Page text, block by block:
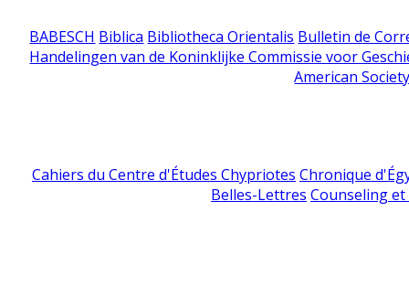
BABESCH Biblica Bibliotheca Orientalis Bulletin de
Handelingen van de Koninklijke Commissie voor
American
Cahiers du Centre d'Études Chypriotes Chronique
Belles-Lettres Counseling